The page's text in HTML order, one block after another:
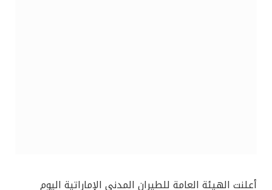
أعلنت الهيئة العامة للطيران المدني الإماراتية اليوم